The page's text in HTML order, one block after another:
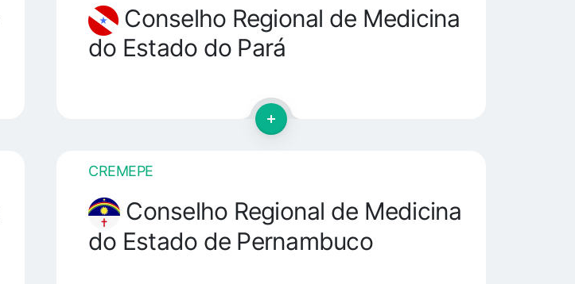
Conselho Regional de Medicina
do Estado do Pará
CREMEPE
Conselho Regional de Medicina
do Estado de Pernambuco